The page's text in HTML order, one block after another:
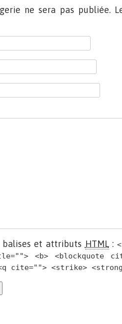
ne sera pas publiée.
balises et attributs HTML:
<b> <blockquote
cite=""> <strike>